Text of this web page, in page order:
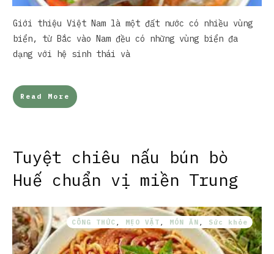
Giới thiệu Việt Nam là một đất nước có nhiều vùng
biển, từ Bắc vào Nam đều có những vùng biển đa
dạng với hệ sinh thái và
Read More
Tuyệt chiêu nấu bún bò
Huế chuẩn vị miền Trung
CÔNG THỨC MẸO VẶT MÓN ĂN Sức khỏe